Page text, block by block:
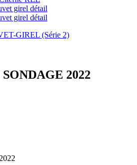
GIREL (Série 2)
2022